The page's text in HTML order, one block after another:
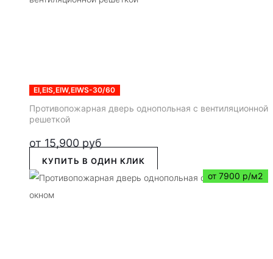
EI,EIS,EIW,EIWS-30/60
Противопожарная дверь однопольная с вентиляционной
решеткой
от 15,900 руб
КУПИТЬ В ОДИН КЛИК
от 7900 р/м2